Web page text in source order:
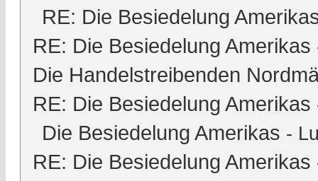
RE: Die Besiedelung
RE: Die Besiedelung Amerikas
Die Handelstreibenden
RE: Die Besiedelung Amerikas
Die Besiedelung Amerikas -
RE: Die Besiedelung Amerikas